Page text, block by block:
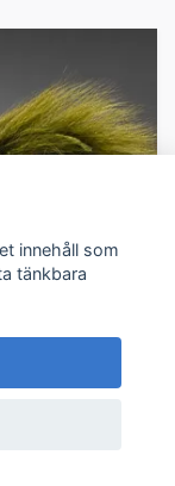
innehåll som
tänkbara